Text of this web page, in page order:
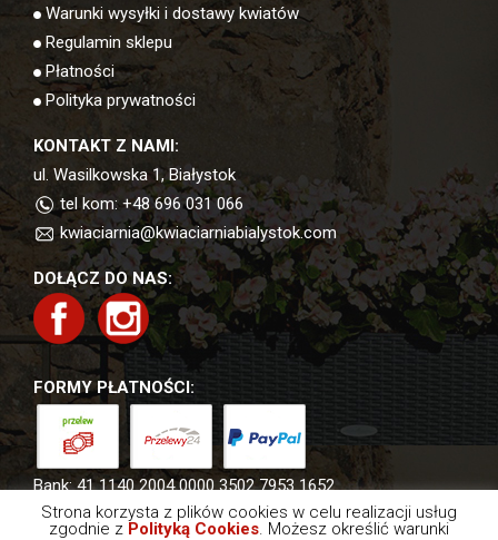
Warunki wysyłki i dostawy kwiatów
Regulamin sklepu
Płatności
Polityka prywatności
KONTAKT Z NAMI:
ul. Wasilkowska 1, Białystok
tel kom: +48 696 031 066
kwiaciarnia@kwiaciarniabialystok.com
DOŁĄCZ DO NAS:
FORMY PŁATNOŚCI:
Bank:41 1140 2004 0000 3502 7953 1652
Strona korzysta z plików cookies w celu realizacji usług
zgodnie z Polityką Cookies. Możesz określić warunki